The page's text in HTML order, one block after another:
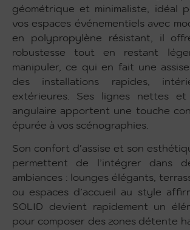
géométrique et minimaliste, idéal
vos espaces événementiels avec
en polypropylène résistant, il
robustesse tout en restant
manipuler, ce qui en fait une
des installations rapides,
extérieures. Ses lignes nettes
angulaire apportent une touche
épurée à vos scénographies.
Son confort d’assise et son
permettent de l’intégrer dans
ambiances : lounges élégants,
ou espaces d’accueil au style
SOLID devient rapidement un
pour composer des zones détente